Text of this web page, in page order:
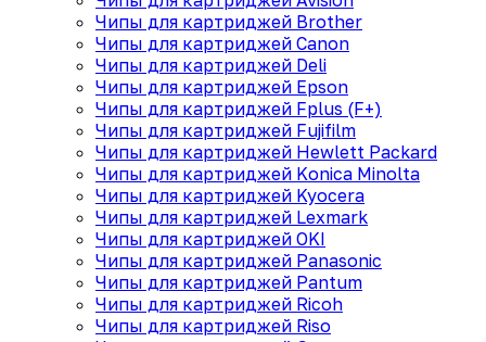
Чипы для картриджей Brother
Чипы для картриджей Canon
Чипы для картриджей Deli
Чипы для картриджей Epson
Чипы для картриджей Fplus (F+)
Чипы для картриджей Fujifilm
Чипы для картриджей Hewlett Packard
Чипы для картриджей Konica Minolta
Чипы для картриджей Kyocera
Чипы для картриджей Lexmark
Чипы для картриджей OKI
Чипы для картриджей Panasonic
Чипы для картриджей Pantum
Чипы для картриджей Ricoh
Чипы для картриджей Riso